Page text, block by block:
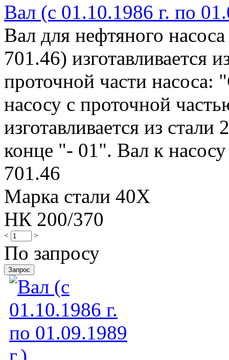
Вал (с 01.10.1986 г. по
Вал для нефтяного
701.46) изготавливается
проточной части насоса:
насосу с проточной
изготавливается из
конце "- 01". Вал к
701.46
Марка стали 40Х
НК 200/370
< >
По запросу